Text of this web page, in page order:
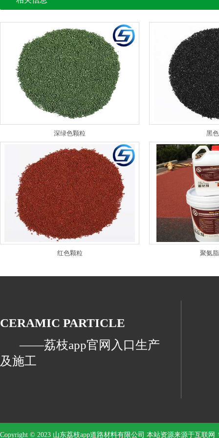
深绿色颗粒 黑
红色颗粒 聚氨
CERAMIC PARTICLE
——荔枝app官网入口生产
及施工
Copyright © 2023 山东荔枝app道路材料有限公司 本站资源来源于互联网